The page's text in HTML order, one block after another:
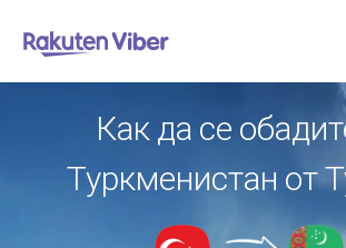
Как да се
Туркменистан от